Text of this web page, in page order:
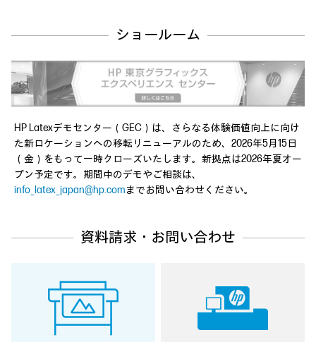
ショールーム
HP Latexデモセンター（GEC）は、さらなる体験価値向上に向け
た新ロケーションへの移転リニューアルのため、2026年5月15日
（金）をもって一時クローズいたします。新拠点は2026年夏オー
プン予定です。期間中のデモやご相談は、
info_latex_japan@hp.comまでお問い合わせください。
資料請求・お問い合わせ